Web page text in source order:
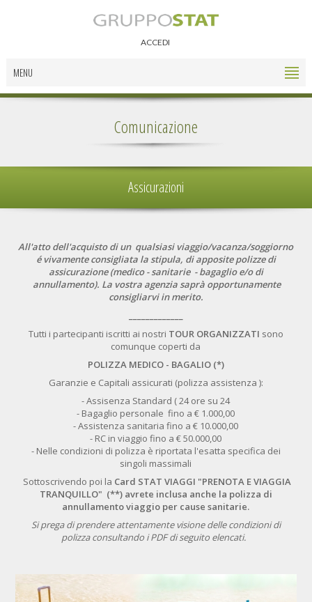
ACCEDI
MENU
Comunicazione
Assicurazioni
All'atto dell'acquisto di un qualsiasi viaggio/vacanza/soggiorno
é vivamente consigliata la stipula, di apposite polizze di
assicurazione (medico - sanitarie - bagaglio e/o di
annullamento). La vostra agenzia saprà opportunamente
consigliarvi in merito.
Tutti i partecipanti iscritti ai nostri TOUR ORGANIZZATI sono
comunque coperti da
POLIZZA MEDICO - BAGALIO (*)
Garanzie e Capitali assicurati (polizza assistenza ):
- Assisenza Standard ( 24 ore su 24
- Bagaglio personale fino a € 1.000,00
- Assistenza sanitaria fino a € 10.000,00
- RC in viaggio fino a € 50.000,00
- Nelle condizioni di polizza è riportata l'esatta specifica dei
singoli massimali
Sottoscrivendo poi la Card STAT VIAGGI "PRENOTA E VIAGGIA
TRANQUILLO" (**) avrete inclusa anche la polizza di
annullamento viaggio per cause sanitarie.
Si prega di prendere attentamente visione delle condizioni di
polizza consultando i PDF di seguito elencati.